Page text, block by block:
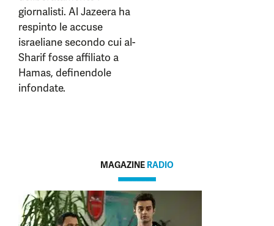
giornalisti. Al Jazeera ha
respinto le accuse
israeliane secondo cui al-
Sharif fosse affiliato a
Hamas, definendole
infondate.
MAGAZINE RADIO